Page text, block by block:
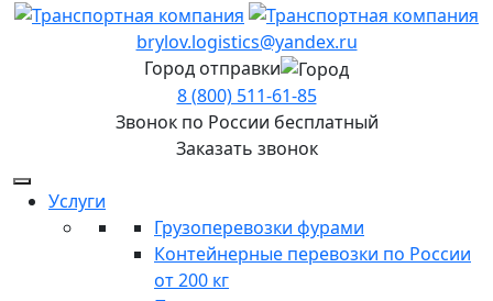
brylov.logistics@yandex.ru
Город отправки
8 (800) 511-61-85
Звонок по России бесплатный
Заказать звонок
Услуги
Грузоперевозки фурами
Контейнерные перевозки по России
от 200 кг